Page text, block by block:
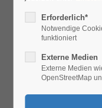
MSErforderlich*
Notwendige
funktioniert
Externe Medien
Externe Medien
OpenStreetMap